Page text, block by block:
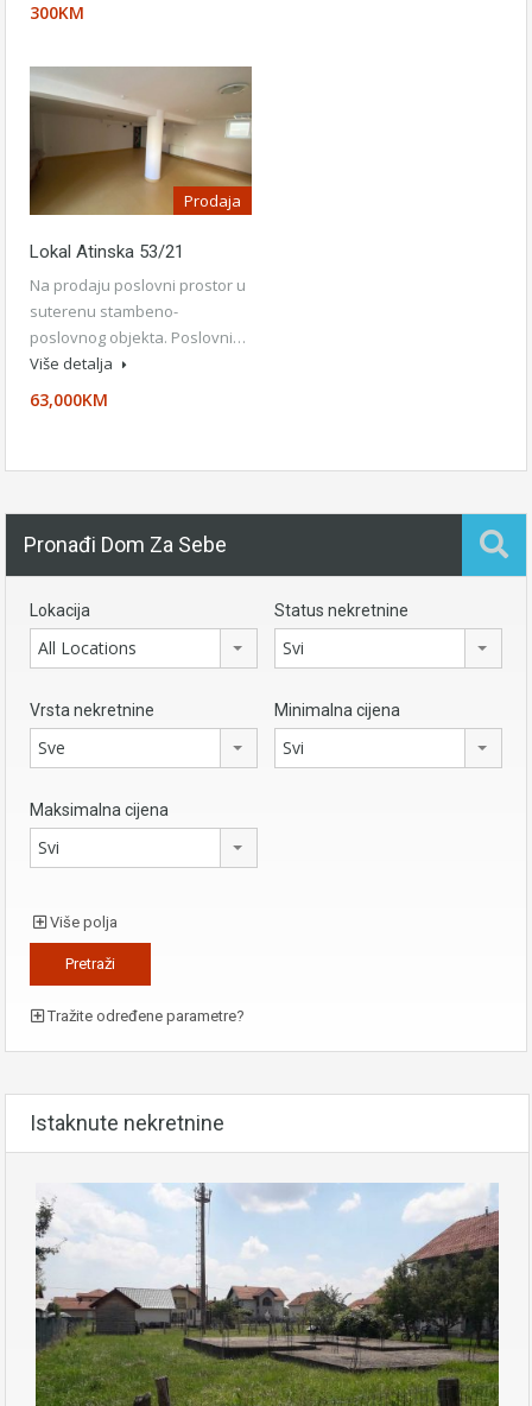
300KM
Prodaja
Lokal Atinska 53/21
Na prodaju poslovni prostor u
suterenu stambeno-
poslovnog objekta. Poslovni…
Više detalja
63,000KM
Pronađi Dom Za Sebe
Lokacija
All Locations
Status nekretnine
Svi
Vrsta nekretnine
Sve
Minimalna cijena
Svi
Maksimalna cijena
Svi
Više polja
Tražite određene parametre?
Istaknute nekretnine